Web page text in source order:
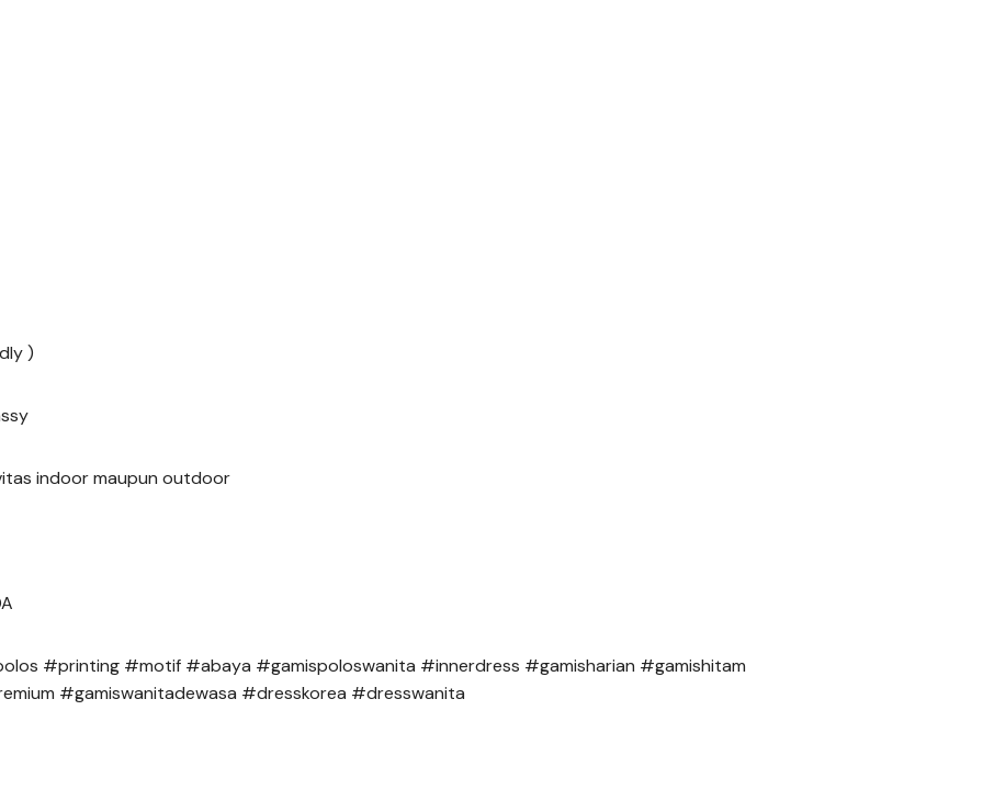
)
indoor maupun outdoor
#printing #motif #abaya #gamispoloswanita #innerdress #gamisharian #gamishitam
#gamiswanitadewasa #dresskorea #dresswanita